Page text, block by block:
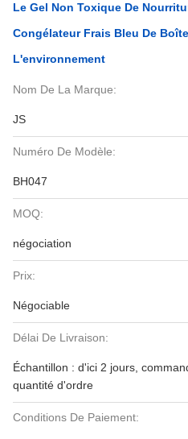
Le Gel Non Toxique De
Congélateur Frais Bleu De
L'environnement
Nom De La Marque:
JS
Numéro De Modèle:
BH047
MOQ:
négociation
Prix:
Négociable
Délai De Livraison:
Échantillon : d'ici 2 jours,
quantité d'ordre
Conditions De Paiement: